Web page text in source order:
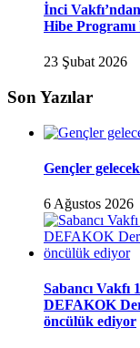
İnci
Hibe Programı
23 Şubat 2026
Son Yazılar
Gençler
6 Ağustos 2026
Sabancı Vakfı
DEFAKOK
öncülük ediyor